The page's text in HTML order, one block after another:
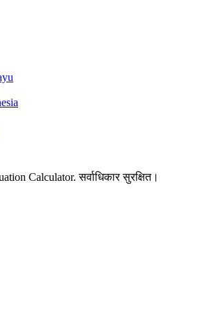
Calculator. सर्वाधिकार सुरक्षित।